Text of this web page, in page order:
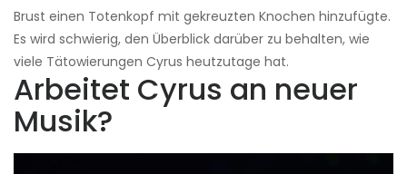
Brust einen Totenkopf mit gekreuzten Knochen hinzufügte.
Es wird schwierig, den Überblick darüber zu behalten, wie
viele Tätowierungen Cyrus heutzutage hat.
Arbeitet Cyrus an neuer
Musik?